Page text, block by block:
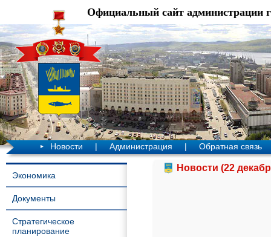
Официальный сайт администрации
Новости | Администрация | Обратная связь
Экономика
Документы
Стратегическое
планирование
Новости (22